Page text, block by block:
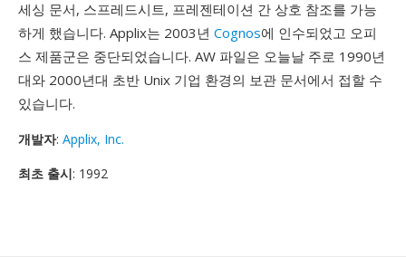
세싱 문서, 스프레드시트, 프레젠테이션 간 상호 참조를 가능
하게 했습니다. Applix는 2003년 Cognos에 인수되었고 오피
스 제품군은 중단되었습니다. AW 파일은 오늘날 주로 1990년
대와 2000년대 초반 Unix 기업 환경의 보관 문서에서 접할 수
있습니다.
개발자: Applix, Inc.
최초 출시: 1992